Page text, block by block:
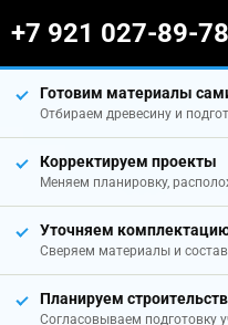
+7 921 027-89-78
Готовим материалы
Отбираем древесину и
Корректируем проекты
Меняем планировку,
Уточняем
Сверяем материалы и
Планируем
Согласовываем подготовку